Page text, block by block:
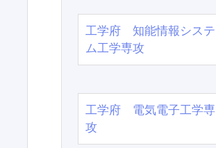
工学府 知能情報システ
ム工学専攻
工学府 電気電子工学専
攻